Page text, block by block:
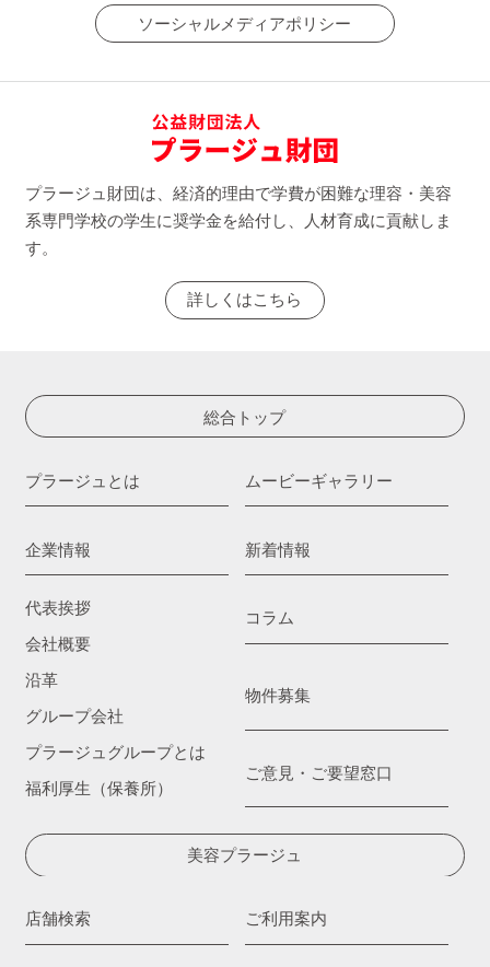
ソーシャルメディアポリシー
プラージュ財団は、経済的理由で学費が困難な理容・美容
系専門学校の学生に奨学金を給付し、人材育成に貢献しま
す。
詳しくはこちら
総合トップ
プラージュとは
企業情報
代表挨拶
会社概要
沿革
グループ会社
プラージュグループとは
福利厚生（保養所）
ムービーギャラリー
新着情報
コラム
物件募集
ご意見・ご要望窓口
美容プラージュ
店舗検索 ご利用案内